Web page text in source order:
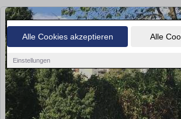
Alle Cookies akzeptieren Alle
Einstellungen